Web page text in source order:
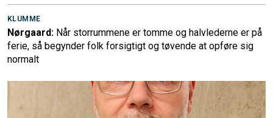
KLUMME
Nørgaard: Når storrummene er tomme og halvlederne er på
ferie, så begynder folk forsigtigt og tøvende at opføre sig
normalt